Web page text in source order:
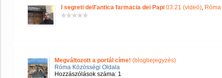
I segreti dell'antica farmacia dei Papi 03:21 (videó),
Megváltozott a portál címe! (blogbejegyzés)
Róma Közösségi Oldala
Hozzászólások száma: 1